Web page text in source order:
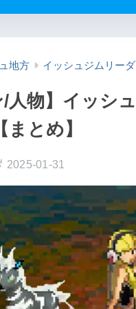
地方 イッシュジムリー
/人物】イッシ
とめ】
2025-01-31